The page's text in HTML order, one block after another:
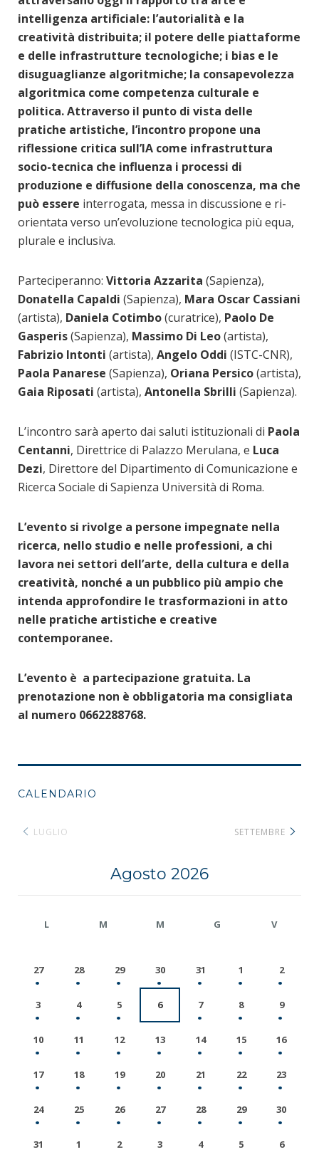
intelligenza artificiale: l’autorialità e la
creatività distribuita; il potere delle piattaforme
e delle infrastrutture tecnologiche; i bias e le
disuguaglianze algoritmiche; la consapevolezza
algoritmica come competenza culturale e
politica. Attraverso il punto di vista delle
pratiche artistiche, l’incontro propone una
riflessione critica sull’IA come infrastruttura
socio-tecnica che influenza i processi di
produzione e diffusione della conoscenza, ma che
può essere interrogata, messa in discussione e ri-
orientata verso un’evoluzione tecnologica più equa,
plurale e inclusiva.
Parteciperanno: Vittoria Azzarita (Sapienza),
Donatella Capaldi (Sapienza), Mara Oscar Cassiani
(artista), Daniela Cotimbo(curatrice), Paolo De
Gasperis(Sapienza), Massimo Di Leo(artista),
Fabrizio Intonti (artista), Angelo Oddi (ISTC-CNR),
Paola Panarese (Sapienza), Oriana Persico(artista),
Gaia Riposati (artista), Antonella Sbrilli (Sapienza).
L’incontro sarà aperto dai saluti istituzionali di Paola
Centanni, Direttrice di Palazzo Merulana, e Luca
Dezi, Direttore del Dipartimento di Comunicazione e
Ricerca Sociale di Sapienza Università di Roma.
L’evento si rivolge a persone impegnate nella
ricerca, nello studio e nelle professioni, a chi
lavora nei settori dell’arte, della cultura e della
creatività, nonché a un pubblico più ampio che
intenda approfondire le trasformazioni in atto
nelle pratiche artistiche e creative
contemporanee.
L’evento è a partecipazione gratuita. La
prenotazione non è obbligatoria ma consigliata
al numero 0662288768.
CALENDARIO
LUGLIO
Agosto 2026
SETTEMBRE
L M M G V
27 28 29 30 31 1 2
3 4 5 6 7 8 9
10 11 12 13 14 15 16
17 18 19 20 21 22 23
24 25 26 27 28 29 30
31 1 2 3 4 5 6